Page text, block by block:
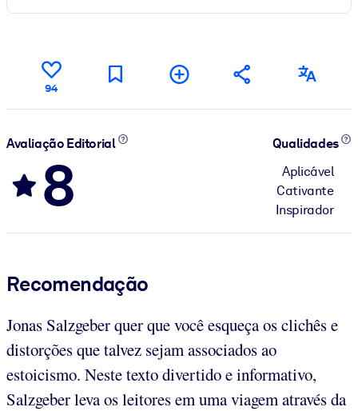
94
Avaliação Editorial
8
Qualidades
Aplicável
Cativante
Inspirador
Recomendação
Jonas Salzgeber quer que você esqueça os clichês e
distorções que talvez sejam associados ao
estoicismo. Neste texto divertido e informativo,
Salzgeber leva os leitores em uma viagem através da